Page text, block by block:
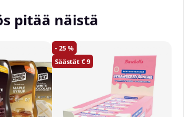
maitoa ja maitoproteiinia.
pitää näistä
25
9